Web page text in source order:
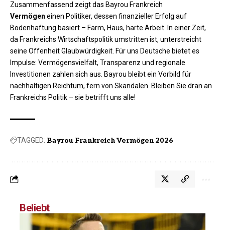
Zusammenfassend zeigt das Bayrou Frankreich
Vermögen einen Politiker, dessen finanzieller Erfolg auf
Bodenhaftung basiert – Farm, Haus, harte Arbeit. In einer Zeit,
da Frankreichs Wirtschaftspolitik umstritten ist, unterstreicht
seine Offenheit Glaubwürdigkeit. Für uns Deutsche bietet es
Impulse: Vermögensvielfalt, Transparenz und regionale
Investitionen zahlen sich aus. Bayrou bleibt ein Vorbild für
nachhaltigen Reichtum, fern von Skandalen. Bleiben Sie dran an
Frankreichs Politik – sie betrifft uns alle!​
TAGGED: Bayrou Frankreich Vermögen 2026
Beliebt